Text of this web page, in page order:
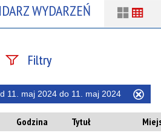
WYDARZEŃ
Filtry
fraza
11. maj 2024 do 11. maj 2024
filtr
Godzina Tytuł